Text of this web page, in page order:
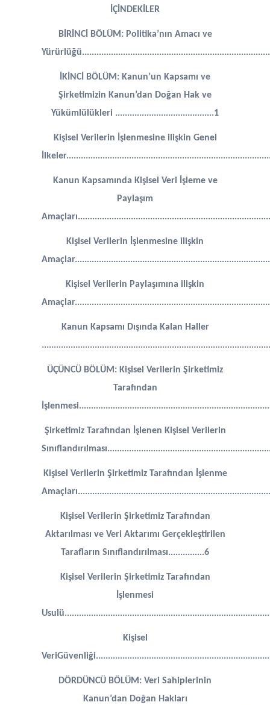
Ultra Lüks Gulet Kiralama
Ultra Lüks Motoryat Kiralama
Günübirlik Tekne Kiralama
Bot Kiralama
Yat Kiralama ve Özel Etkinlikler
Teknede Uyulması Gereken Kurallar
İÇİNDEKİLER
BİRİNCİ BÖLÜM: Politika’nın Amacı ve
İKİNCİ BÖLÜM: Kanun’un Kapsamı ve
Şirketimizin Kanun’dan Doğan Hak ve
Yükümlülükleri .........................................1
Kişisel Verilerin İşlenmesine ilişkin Genel
Kanun Kapsamında Kişisel Veri İşleme ve
Paylaşım
Kişisel Verilerin İşlenmesine ilişkin
Kişisel Verilerin Paylaşımına ilişkin
Kanun Kapsamı Dışında Kalan Haller
ÜÇÜNCÜ BÖLÜM: Kişisel Verilerin Şirketimiz
Tarafından
Şirketimiz Tarafından İşlenen Kişisel Verilerin
Kişisel Verilerin Şirketimiz Tarafından İşlenme
Kişisel Verilerin Şirketimiz Tarafından
Aktarılması ve Veri Aktarımı Gerçekleştirilen
Tarafların Sınıflandırılması...............6
Kişisel Verilerin Şirketimiz Tarafından
İşlenmesi
Kişisel
DÖRDÜNCÜ BÖLÜM: Veri Sahiplerinin
Kanun’dan Doğan Hakları